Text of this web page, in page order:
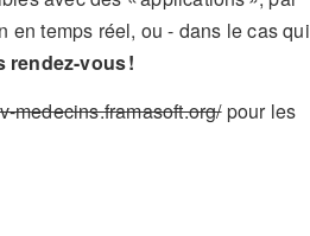
en temps réel, ou - dans le cas qui
rendez-vous !
medecins.framasoft.org/pour les